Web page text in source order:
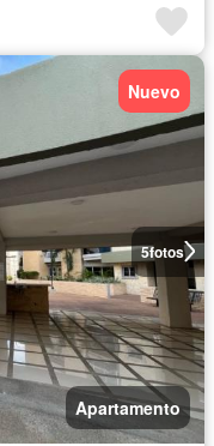
5fotos
Nuevo
Apartamento